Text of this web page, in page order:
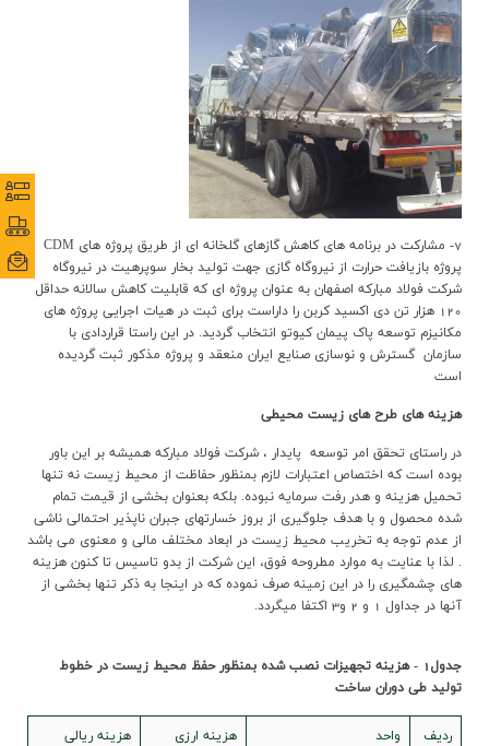
7- مشارکت در برنامه هاي کاهش گازهاي گلخانه اي از طريق پروژه هاي CDM
پروژه بازيافت حرارت از نيروگاه گازي جهت توليد بخار سوپرهيت در نيروگاه
شرکت فولاد مبارکه اصفهان به عنوان پروژه اي که قابليت کاهش سالانه حداقل
120 هزار تن دي اکسيد کربن را داراست براي ثبت در هيات اجرايي پروژه هاي
مکانيزم توسعه پاک پيمان کيوتو انتخاب گرديد. در اين راستا قراردادي با
سازمان گسترش و نوسازي صنايع ايران منعقد و پروژه مذکور ثبت گرديده
است
هزينه هاي طرح های زيست محيطي
در راستای تحقق امر توسعه پایدار ، شرکت فولاد مبارکه همیشه بر این باور
بوده است که اختصاص اعتبارات لازم بمنظور حفاظت از محیط زیست نه تنها
تحمیل هزینه و هدر رفت سرمایه نبوده. بلکه بعنوان بخشی از قیمت تمام
شده محصول و با هدف جلوگیری از بروز خسارتهای جبران ناپذیر احتمالی ناشی
از عدم توجه به تخریب محیط زیست در ابعاد مختلف مالی و معنوی می باشد
. لذا با عنایت به موارد مطروحه فوق، این شرکت از بدو تاسیس تا کنون هزینه
های چشمگیری را در این زمینه صرف نموده که در اینجا به ذکر تنها بخشی از
آنها در جداول 1 و 2 و3 اکتفا میگردد.
جدول1 - هزینه تجهیزات نصب شده بمنظور حفظ محیط زیست در خطوط
تولید طی دوران ساخت
رديف واحد
هزينه ارزي
هزينه ريالي